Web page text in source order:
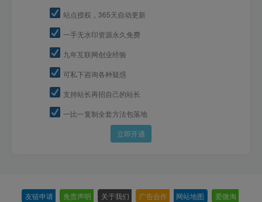
站点授权，365天自动更新
一手无水印资源永久免费
九年互联网创业经验
可私下咨询各种疑惑
支持站长再招自己的站长
一比一复制全套方法包落地
立即开通
友链申请 免责声明 关于我们 广告合作 网站地图 爱微淘